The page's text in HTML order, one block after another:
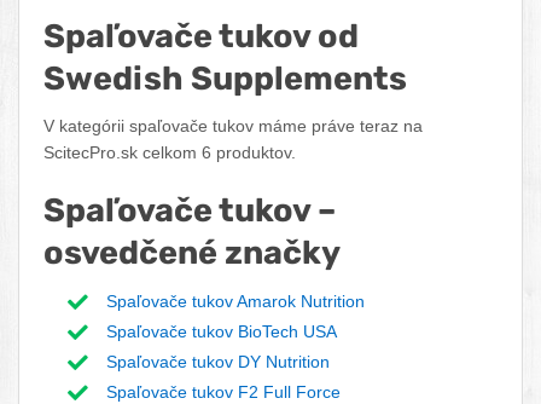
Spaľovače tukov od
Swedish Supplements
V kategórii spaľovače tukov máme práve teraz na
ScitecPro.sk celkom 6 produktov.
Spaľovače tukov –
osvedčené značky
Spaľovače tukov Amarok Nutrition
Spaľovače tukov BioTech USA
Spaľovače tukov DY Nutrition
Spaľovače tukov F2 Full Force